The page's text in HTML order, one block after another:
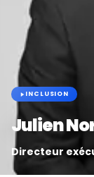
INCLUSION
Julien
Directeur